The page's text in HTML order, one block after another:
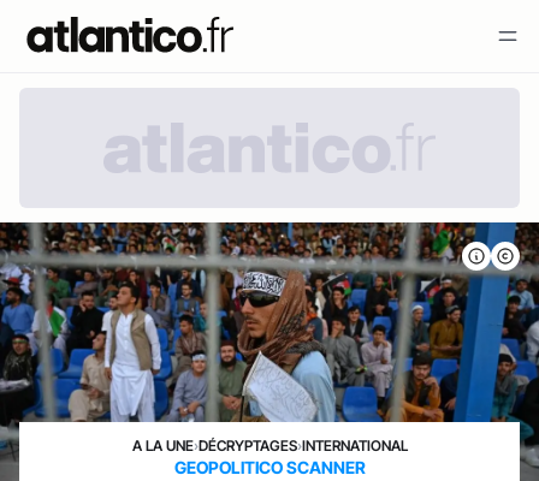
A LA UNE›DÉCRYPTAGES›INTERNATIONAL
GEOPOLITICO SCANNER